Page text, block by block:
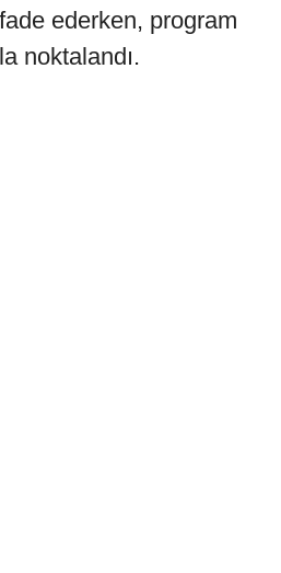
ederken, program
noktalandı.